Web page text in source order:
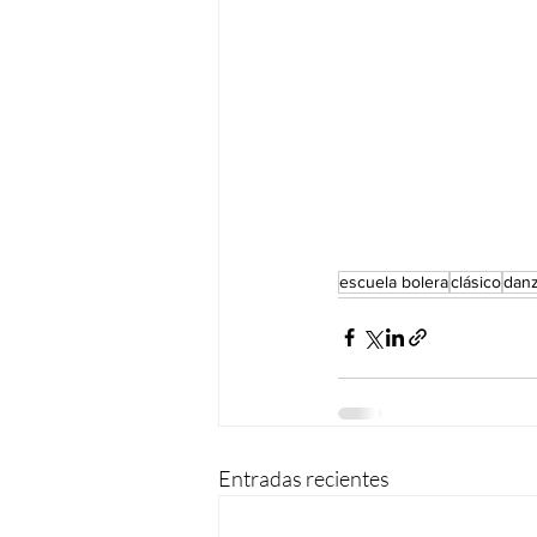
escuela boleraclásico
Entradas recientes